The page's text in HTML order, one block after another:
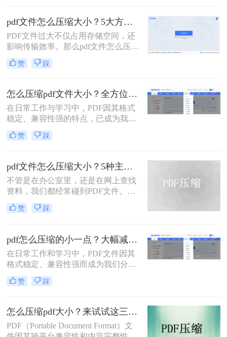
清图片、复杂图表或嵌入字体而体积
庞大，动辄几十兆甚至上百兆。无论
是通过电子邮件发送（通常有附件大
小限制）、上传至学习平台还是提交
至企业系统，文件大小限制（如常见
的5MB）往往是一道难以逾越的关
5M呢？
pdf文件怎么压缩大小？5大方法深度解析与实操指南！
PDF文件过大不仅占用存储空间，还
影响传输效率。那么pdf文件怎么压缩
大小呢？本文将系统介绍5种主流压
缩方法，助你精准平衡文件体积与质
赞 踩
怎么压缩pdf文件大小？全方位高效压缩方法终极指南！
在日常工作与学习中，PDF因其格式
稳定、兼容性强的特点，已成为我们
分享文档、报告和论文的首选格式。
然而，过大的PDF文件常常会带来诸
度、占用大量存储空间，甚至可能超
出某些平台的上传限制。因此，掌握
怎么压缩pdf文件大小的技能显得至关
重要。
赞 踩
pdf文件怎么压缩大小？5种主流压缩方法分享！
不管是在办公室里，还是在网上查找
资料，我们都经常碰到PDF文件。在
工作中，发送邮件需要PDF文件格
式，但太大的PDF文件也是一个棘手
被限制为5M，否则就发送不了。若能
pdf文件怎么压缩大小，那就可轻松上
传。在今天，我们将分享两种简单的
pdf文件压缩方式。
赞 踩
pdf怎么压缩的小一点？大幅减小文件体积的有效方法全解析！
在日常工作和学习中，PDF文件因其
格式稳定、兼容性强而成为我们分享
文档、报告和资料的首选格式。然
而，随之而来的问题也显而易见：过
在通过邮件发送、即时通讯工具传输
或上传至云平台时受到限制，严重影
响效率。因此，pdf怎么压缩的小一
赞 踩
怎么压缩pdf大小？来试试这三种压缩方式！
PDF（Portable Document Format）文